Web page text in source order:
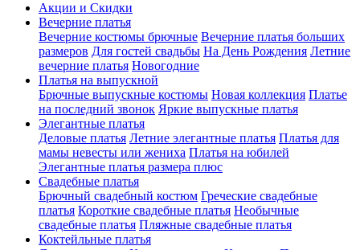
Акции и Скидки
Вечерние платья
Вечерние костюмы брючные Вечерние платья больших
размеров Для гостей свадьбы На День Рождения Летние
вечерние платья Новогодние
Платья на выпускной
Брючные выпускные костюмы Новая коллекция Платье
на последний звонок Яркие выпускные платья
Элегантные платья
Деловые платья Летние элегантные платья Платья для
мамы невесты или жениха Платья на юбилей
Элегантные платья размера плюс
Свадебные платья
Брючный свадебный костюм Греческие свадебные
платья Короткие свадебные платья Необычные
свадебные платья Пляжные свадебные платья
Коктейльные платья